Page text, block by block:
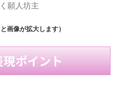
願人坊主
画像が拡大します）
ポイント